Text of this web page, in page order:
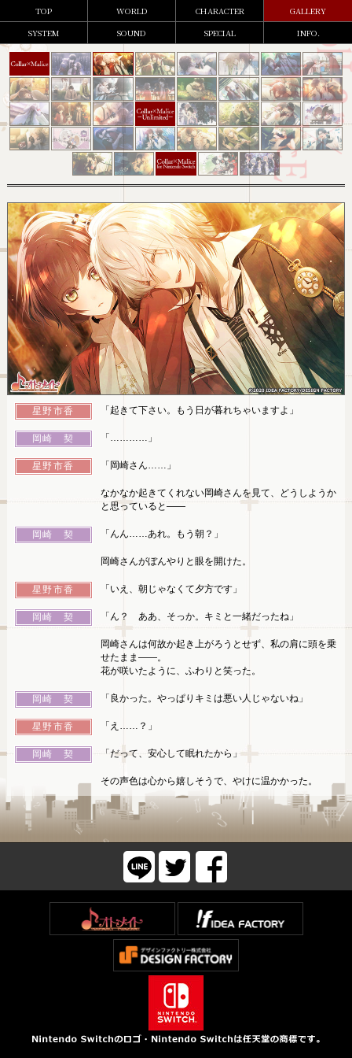
TOP WORLD CHARACTER
GALLERY
SYSTEM
SOUND SPECIAL INFO.
星野市香 「起きて下さい。もう日が暮れちゃいますよ」
岡崎 契 「…………」
星野市香 「岡崎さん……」
なかなか起きてくれない岡崎さんを見て、どうしようか
と思っていると――
岡崎 契 「んん……あれ。もう朝？」
岡崎さんがぼんやりと眼を開けた。
星野市香 「いえ、朝じゃなくて夕方です」
岡崎 契 「ん？ ああ、そっか。キミと一緒だったね」
岡崎さんは何故か起き上がろうとせず、私の肩に頭を乗
せたまま――。
花が咲いたように、ふわりと笑った。
岡崎 契 「良かった。やっぱりキミは悪い人じゃないね」
星野市香 「え……？」
岡崎 契 「だって、安心して眠れたから」
その声色は心から嬉しそうで、やけに温かかった。